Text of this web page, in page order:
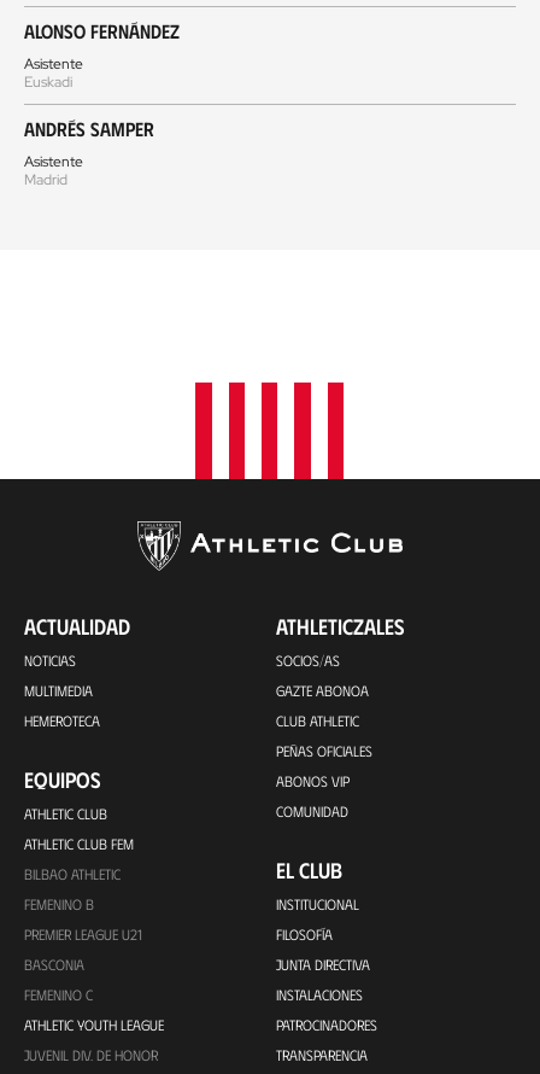
Alonso Fernández
Asistente
Euskadi
Andrés Samper
Asistente
Madrid
ACTUALIDAD
NOTICIAS
MULTIMEDIA
HEMEROTECA
EQUIPOS
ATHLETIC CLUB
ATHLETIC CLUB FEM
BILBAO ATHLETIC
FEMENINO B
PREMIER LEAGUE U21
BASCONIA
FEMENINO C
ATHLETIC YOUTH LEAGUE
JUVENIL DIV. DE HONOR
ATHLETICZALES
SOCIOS/AS
GAZTE ABONOA
CLUB ATHLETIC
PEÑAS OFICIALES
ABONOS VIP
COMUNIDAD
EL CLUB
INSTITUCIONAL
FILOSOFÍA
JUNTA DIRECTIVA
INSTALACIONES
PATROCINADORES
TRANSPARENCIA